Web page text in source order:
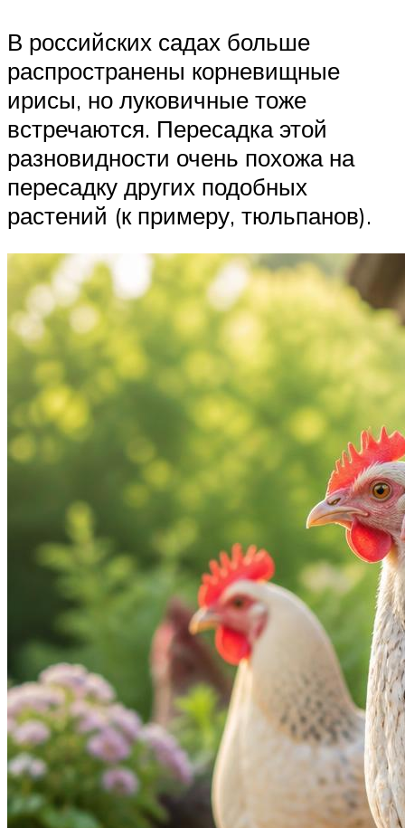
В российских садах больше
распространены корневищные
ирисы, но луковичные тоже
встречаются. Пересадка этой
разновидности очень похожа на
пересадку других подобных
растений (к примеру, тюльпанов).